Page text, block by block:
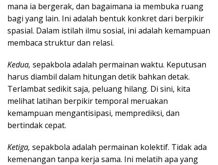
mana ia bergerak, dan bagaimana ia membuka ruang
bagi yang lain. Ini adalah bentuk konkret dari berpikir
spasial. Dalam istilah ilmu sosial, ini adalah kemampuan
membaca struktur dan relasi.
Kedua, sepakbola adalah permainan waktu. Keputusan
harus diambil dalam hitungan detik bahkan detak.
Terlambat sedikit saja, peluang hilang. Di sini, kita
melihat latihan berpikir temporal meruakan
kemampuan mengantisipasi, memprediksi, dan
bertindak cepat.
Ketiga, sepakbola adalah permainan kolektif. Tidak ada
kemenangan tanpa kerja sama. Ini melatih apa yang